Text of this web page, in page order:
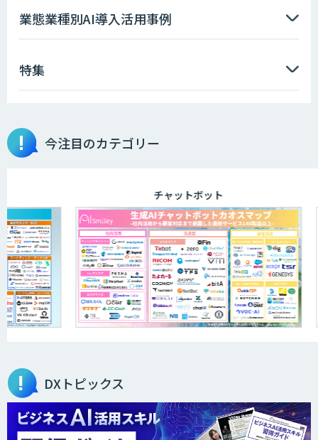
ソフトクリエイトのAI開発サービス
高性能 AI エンジン搭載エッジシステム
m2view
AI開発・伴走支援・内製化支援
オーダーメイドAI開発
発注最適化AIソリューション
業態業種別AI導入活用事例
特集
今注目のカテゴリー
チャットボット
DXトピックス